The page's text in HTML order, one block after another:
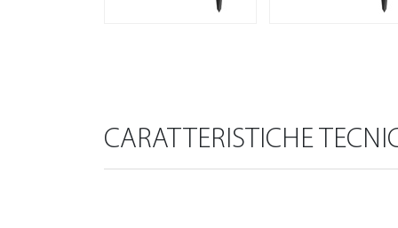
CARATTERISTICHE